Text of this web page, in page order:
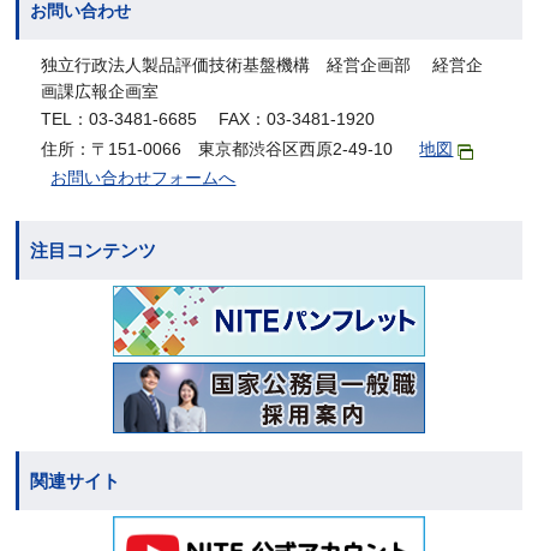
お問い合わせ
独立行政法人製品評価技術基盤機構 経営企画部 経営企
画課広報企画室
TEL：03-3481-6685 FAX：03-3481-1920
住所：〒151-0066 東京都渋谷区西原2-49-10
地図
お問い合わせフォームへ
注目コンテンツ
関連サイト